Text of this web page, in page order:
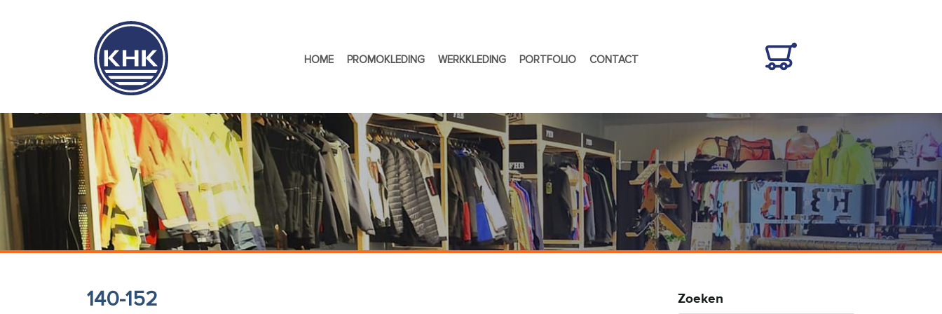
HOME PROMOKLEDING WERKKLEDING PORTFOLIO CONTACT
140-152 Zoeken